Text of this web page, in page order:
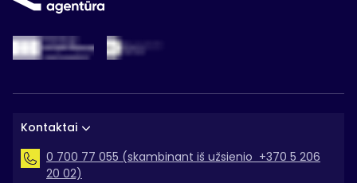
Kontaktai
0 700 77 055 (skambinant iš užsienio +370 5 206
20 02)